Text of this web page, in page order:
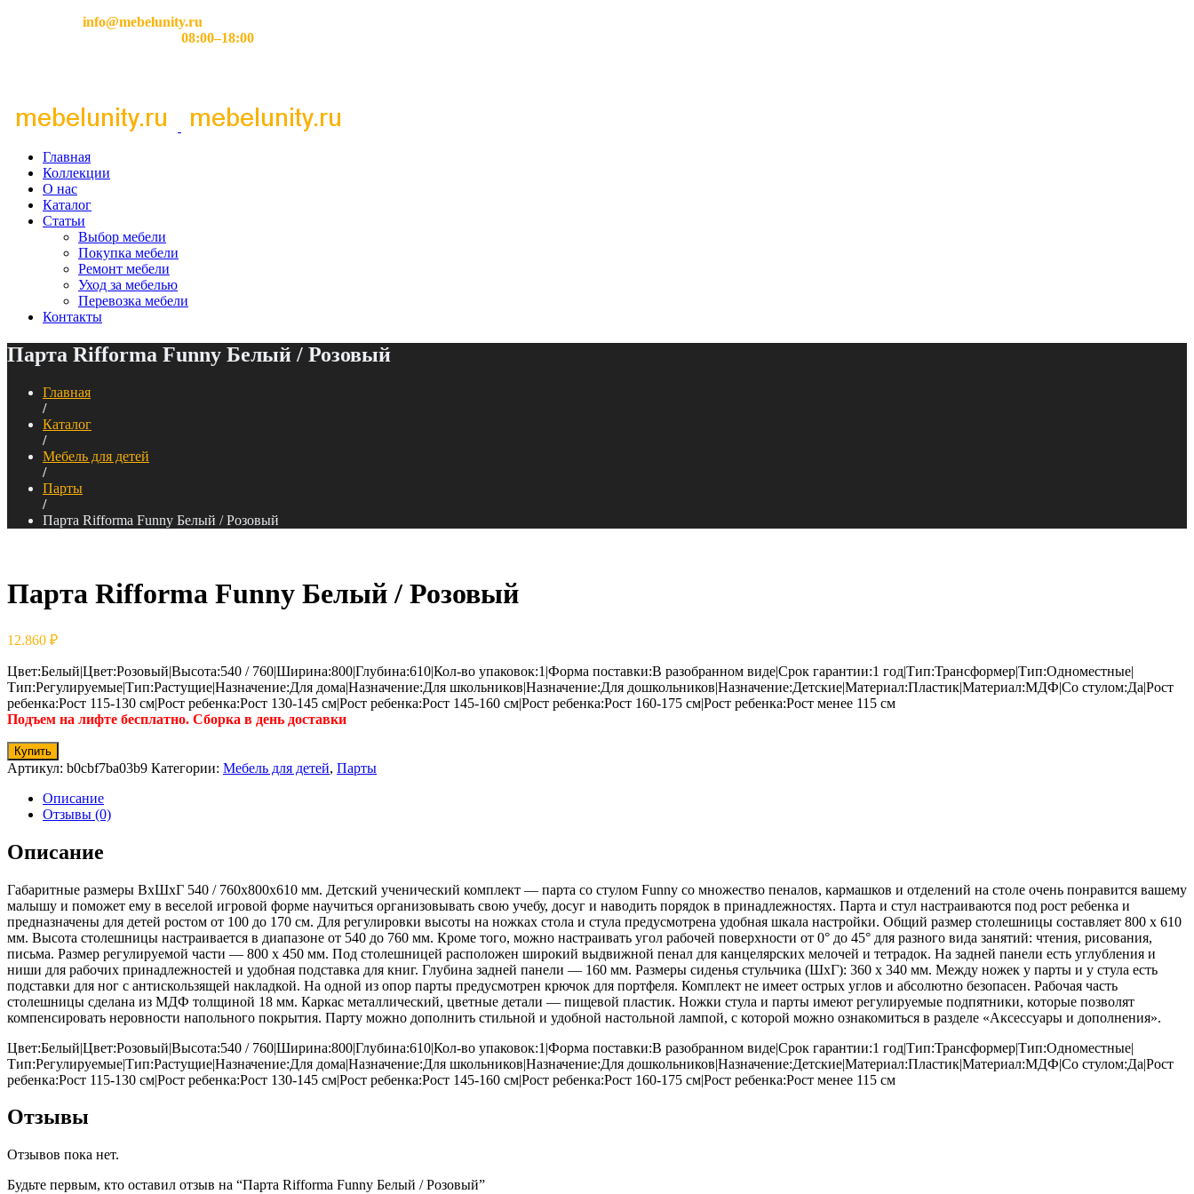
info@mebelunity.ru
08:00–18:00
Главная
Коллекции
О нас
Каталог
Статьи
Выбор мебели
Покупка мебели
Ремонт мебели
Уход за мебелью
Перевозка мебели
Контакты
Парта Rifforma Funny Белый / Розовый
Главная
/
Каталог
/
Мебель для детей
/
Парты
/
Парта Rifforma Funny Белый / Розовый
Парта Rifforma Funny Белый / Розовый
12.860 ₽
Цвет:Белый|Цвет:Розовый|Высота:540 / 760|Ширина:800|Глубина:610|Кол-во упаковок:1|Форма поставки:В разобранном виде|Срок гарантии:1 год|Тип:Трансформер|Тип:Одноместные|
Тип:Регулируемые|Тип:Растущие|Назначение:Для дома|Назначение:Для школьников|Назначение:Для дошкольников|Назначение:Детские|Материал:Пластик|Материал:МДФ|Со стулом:Да|Рост
ребенка:Рост 115-130 см|Рост ребенка:Рост 130-145 см|Рост ребенка:Рост 145-160 см|Рост ребенка:Рост 160-175 см|Рост ребенка:Рост менее 115 см
Подъем на лифте бесплатно. Сборка в день доставки
Купить
Артикул: b0cbf7ba03b9 Категории: Мебель для детей, Парты
Описание
Отзывы (0)
Описание
Габаритные размеры ВхШхГ 540 / 760x800x610 мм. Детский ученический комплект — парта со стулом Funny со множество пеналов, кармашков и отделений на столе очень понравится вашему
малышу и поможет ему в веселой игровой форме научиться организовывать свою учебу, досуг и наводить порядок в принадлежностях. Парта и стул настраиваются под рост ребенка и
предназначены для детей ростом от 100 до 170 см. Для регулировки высоты на ножках стола и стула предусмотрена удобная шкала настройки. Общий размер столешницы составляет 800 х 610
мм. Высота столешницы настраивается в диапазоне от 540 до 760 мм. Кроме того, можно настраивать угол рабочей поверхности от 0° до 45° для разного вида занятий: чтения, рисования,
письма. Размер регулируемой части — 800 х 450 мм. Под столешницей расположен широкий выдвижной пенал для канцелярских мелочей и тетрадок. На задней панели есть углубления и
ниши для рабочих принадлежностей и удобная подставка для книг. Глубина задней панели — 160 мм. Размеры сиденья стульчика (ШхГ): 360 х 340 мм. Между ножек у парты и у стула есть
подставки для ног с антискользящей накладкой. На одной из опор парты предусмотрен крючок для портфеля. Комплект не имеет острых углов и абсолютно безопасен. Рабочая часть
столешницы сделана из МДФ толщиной 18 мм. Каркас металлический, цветные детали — пищевой пластик. Ножки стула и парты имеют регулируемые подпятники, которые позволят
компенсировать неровности напольного покрытия. Парту можно дополнить стильной и удобной настольной лампой, с которой можно ознакомиться в разделе «Аксессуары и дополнения».
Цвет:Белый|Цвет:Розовый|Высота:540 / 760|Ширина:800|Глубина:610|Кол-во упаковок:1|Форма поставки:В разобранном виде|Срок гарантии:1 год|Тип:Трансформер|Тип:Одноместные|
Тип:Регулируемые|Тип:Растущие|Назначение:Для дома|Назначение:Для школьников|Назначение:Для дошкольников|Назначение:Детские|Материал:Пластик|Материал:МДФ|Со стулом:Да|Рост
ребенка:Рост 115-130 см|Рост ребенка:Рост 130-145 см|Рост ребенка:Рост 145-160 см|Рост ребенка:Рост 160-175 см|Рост ребенка:Рост менее 115 см
Отзывы
Отзывов пока нет.
Будьте первым, кто оставил отзыв на “Парта Rifforma Funny Белый / Розовый”